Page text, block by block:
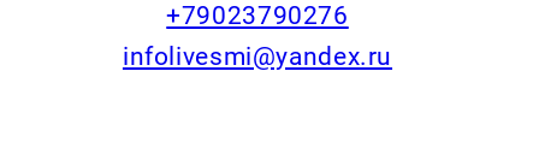
+79023790276
infolivesmi@yandex.ru